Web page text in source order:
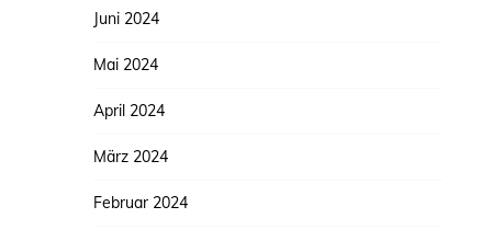
Juni 2024
Mai 2024
April 2024
März 2024
Februar 2024